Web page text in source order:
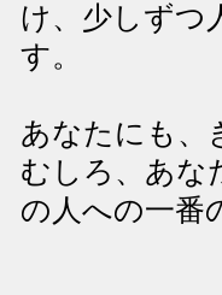
け、少しずつ
す。
あなたにも、
むしろ、あな
の人への一番